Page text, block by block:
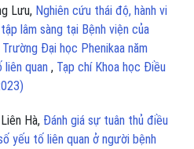
Lưu, Nghiên cứu thái độ, hành vi
lâm sàng tại Bệnh viện của
Đại học Phenikaa năm
quan , Tạp chí Khoa học Điều
Hà, Đánh giá sự tuân thủ điều
yếu tố liên quan ở người bệnh